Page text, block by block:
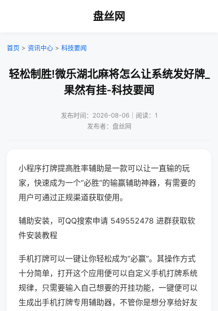
盘丝网
首页 > 资讯中心 > 科技要闻
轻松制胜!微乐湖北麻将怎么让系统发好牌_
果然有挂-科技要闻
发布时间：2026-08-06｜阅读：1
发布者：盘丝网
小程序打牌提高胜率辅助是一款可以让一直输的玩
家，快速成为一个“必胜”的输赢辅助神器，有需要的
用户可通过正规渠道获取使用。
辅助安装，可QQ搜索申请 549552478 进群获取软
件安装教程
手机打牌可以一键让你轻松成为“必赢”。其操作方式
十分简单，打开这个应用便可以自定义手机打牌系统
规律，只需要输入自己想要的开挂功能，一键便可以
生成出手机打牌专用辅助器，不管你是想分享给好友